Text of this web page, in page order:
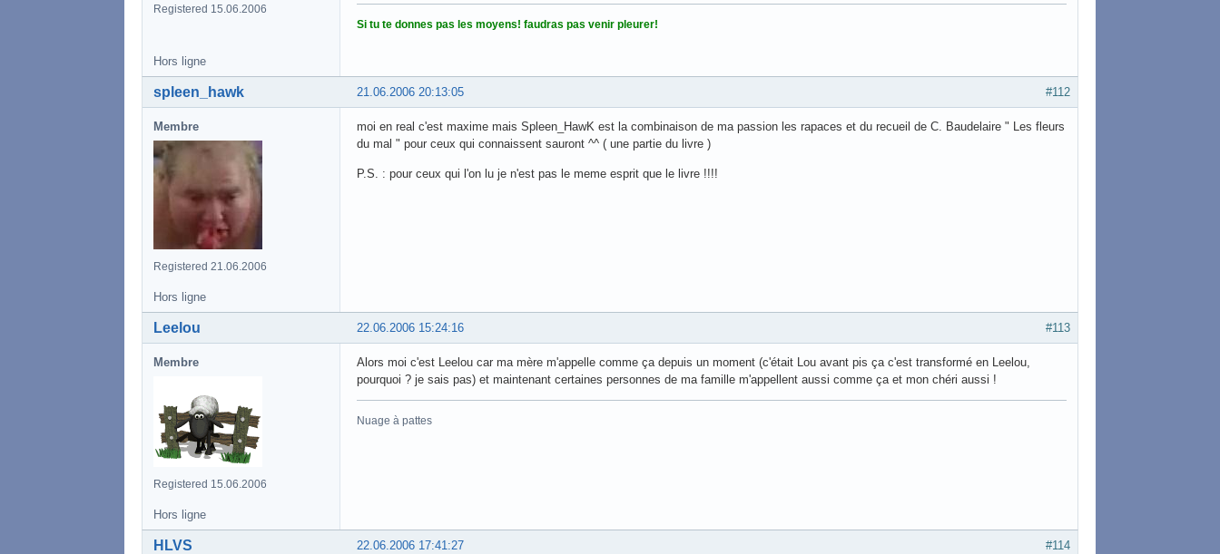
Registered 15.06.2006
Si tu te donnes pas les moyens! faudras pas venir pleurer!
Hors ligne
#112
21.06.2006 20:13:05
spleen_hawk
Membre
Registered 21.06.2006
moi en real c'est maxime mais Spleen_HawK est la combinaison de ma passion les rapaces et du recueil de C. Baudelaire " Les fleurs
du mal " pour ceux qui connaissent sauront ^^ ( une partie du livre )
P.S. : pour ceux qui l'on lu je n'est pas le meme esprit que le livre !!!!
Hors ligne
#113
22.06.2006 15:24:16
Leelou
Membre
Registered 15.06.2006
Alors moi c'est Leelou car ma mère m'appelle comme ça depuis un moment (c'était Lou avant pis ça c'est transformé en Leelou,
pourquoi ? je sais pas) et maintenant certaines personnes de ma famille m'appellent aussi comme ça et mon chéri aussi !
Nuage à pattes
Hors ligne
#114
22.06.2006 17:41:27
HLVS